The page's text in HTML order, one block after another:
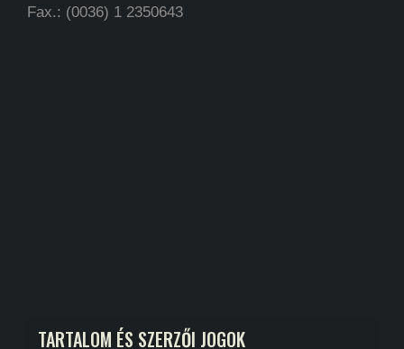
Fax.: (0036) 1 2350643
TARTALOM ÉS SZERZŐI JOGOK